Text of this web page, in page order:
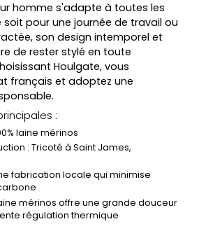
homme s'adapte à toutes les
pour une journée de travail ou
son design intemporel et
de rester stylé en toute
Houlgate, vous
français et adoptez une
:
laine mérinos
: Tricoté à Saint James,
fabrication locale qui minimise
mérinos offre une grande douceur
régulation thermique